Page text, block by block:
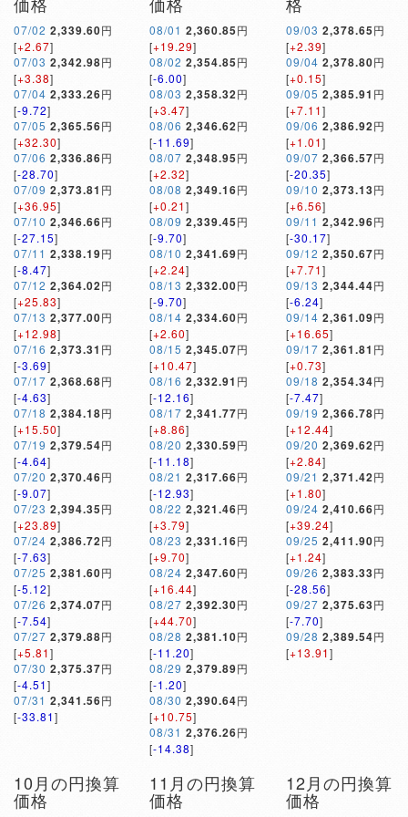
07/02 2,339.60円
[+2.67]
07/03 2,342.98円
[+3.38]
07/04 2,333.26円
[-9.72]
07/05 2,365.56円
[+32.30]
07/06 2,336.86円
[-28.70]
07/09 2,373.81 円
[+36.95]
07/10 2,346.66円
[-27.15]
07/11 2,338.19円
[-8.47]
07/12 2,364.02円
[+25.83]
07/13 2,377.00円
[+12.98]
07/16 2,373.31 円
[-3.69]
07/17 2,368.68円
[-4.63]
07/18 2,384.18円
[+15.50]
07/19 2,379.54円
[-4.64]
07/20 2,370.46円
[-9.07]
07/23 2,394.35円
[+23.89]
07/24 2,386.72円
[-7.63]
07/25 2,381.60円
[-5.12]
07/26 2,374.07円
[-7.54]
07/27 2,379.88円
[+5.81]
07/30 2,375.37円
[-4.51]
07/31 2,341.56円
[-33.81]
08/01 2,360.85円
[+19.29]
08/02 2,354.85円
[-6.00]
08/03 2,358.32円
[+3.47]
08/06 2,346.62円
[-11.69]
08/07 2,348.95円
[+2.32]
08/08 2,349.16円
[+0.21]
08/09 2,339.45円
[-9.70]
08/10 2,341.69円
[+2.24]
08/13 2,332.00円
[-9.70]
08/14 2,334.60円
[+2.60]
08/15 2,345.07円
[+10.47]
08/16 2,332.91 円
[-12.16]
08/17 2,341.77円
[+8.86]
08/20 2,330.59円
[-11.18]
08/21 2,317.66円
[-12.93]
08/22 2,321.46円
[+3.79]
08/23 2,331.16円
[+9.70]
08/24 2,347.60円
[+16.44]
08/27 2,392.30円
[+44.70]
08/28 2,381.10円
[-11.20]
08/29 2,379.89円
[-1.20]
08/30 2,390.64円
[+10.75]
08/31 2,376.26円
[-14.38]
09/03 2,378.65円
[+2.39]
09/04 2,378.80円
[+0.15]
09/05 2,385.91 円
[+7.11]
09/06 2,386.92円
[+1.01]
09/07 2,366.57円
[-20.35]
09/10 2,373.13円
[+6.56]
09/11 2,342.96円
[-30.17]
09/12 2,350.67円
[+7.71]
09/13 2,344.44円
[-6.24]
09/14 2,361.09円
[+16.65]
09/17 2,361.81 円
[+0.73]
09/18 2,354.34円
[-7.47]
09/19 2,366.78円
[+12.44]
09/20 2,369.62円
[+2.84]
09/21 2,371.42円
[+1.80]
09/24 2,410.66円
[+39.24]
09/25 2,411.90円
[+1.24]
09/26 2,383.33円
[-28.56]
09/27 2,375.63円
[-7.70]
09/28 2,389.54円
[+13.91]
10月の円換算
価格
11月の円換算
価格
12月の円換算
価格